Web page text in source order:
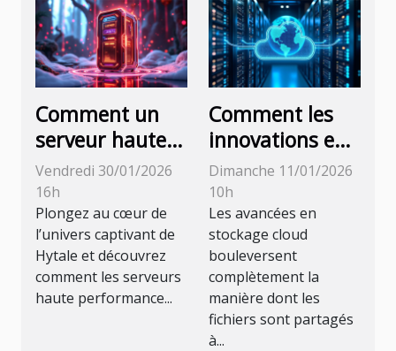
Comment un
serveur haute
performance
transforme
l'expérience de
jeu Hytale ?
Vendredi 30/01/2026
16h
Plongez au cœur de
l’univers captivant de
Hytale et découvrez
comment les serveurs
haute performance...
Comment les
innovations en
stockage cloud
transforment-
elles le partage
de fichiers ?
Dimanche 11/01/2026
10h
Les avancées en
stockage cloud
bouleversent
complètement la
manière dont les
fichiers sont partagés
à...